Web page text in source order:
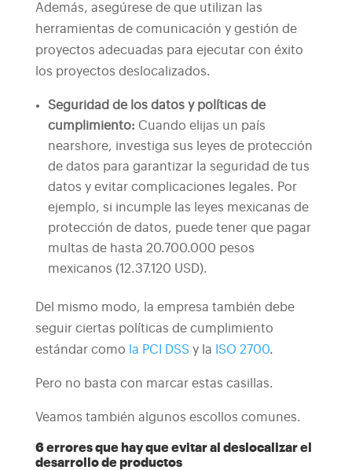
Además, asegúrese de que utilizan las
herramientas de comunicación y gestión de
proyectos adecuadas para ejecutar con éxito
los proyectos deslocalizados.
Seguridad de los datos y políticas de
cumplimiento: Cuando elijas un país
nearshore, investiga sus leyes de protección
de datos para garantizar la seguridad de tus
datos y evitar complicaciones legales. Por
ejemplo, si incumple las leyes mexicanas de
protección de datos, puede tener que pagar
multas de hasta 20.700.000 pesos
mexicanos (12.37.120 USD).
Del mismo modo, la empresa también debe
seguir ciertas políticas de cumplimiento
estándar como la PCI DSS y la ISO 2700.
Pero no basta con marcar estas casillas.
Veamos también algunos escollos comunes.
6 errores que hay que evitar al deslocalizar el
desarrollo de productos